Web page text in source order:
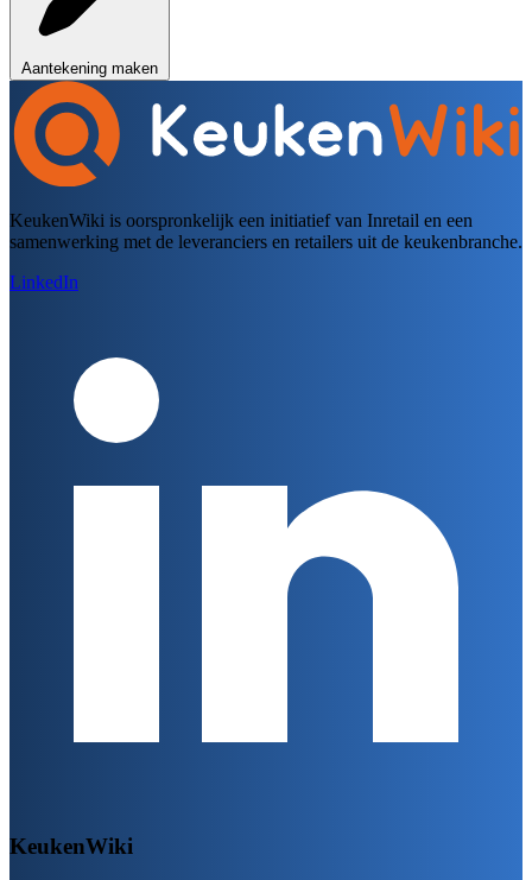
Aantekening maken
KeukenWiki is oorspronkelijk een initiatief van Inretail en een
samenwerking met de leveranciers en retailers uit de keukenbranche.
LinkedIn
KeukenWiki